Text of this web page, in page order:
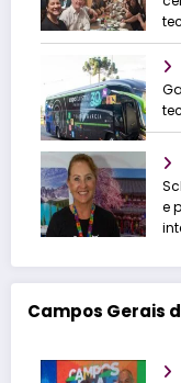
e
Campos Gerais